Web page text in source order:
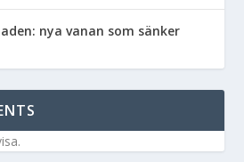
nya vanan som sänker